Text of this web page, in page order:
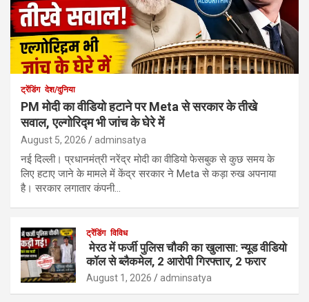
ट्रेंडिंग देश/दुनिया
PM मोदी का वीडियो हटाने पर Meta से सरकार के तीखे
सवाल, एल्गोरिद्म भी जांच के घेरे में
August 5, 2026 adminsatya
नई दिल्ली। प्रधानमंत्री नरेंद्र मोदी का वीडियो फेसबुक से कुछ समय के
लिए हटाए जाने के मामले में केंद्र सरकार ने Meta से कड़ा रुख अपनाया
है। सरकार लगातार कंपनी…
ट्रेंडिंग विविध
मेरठ में फर्जी पुलिस चौकी का खुलासा: न्यूड वीडियो
कॉल से ब्लैकमेल, 2 आरोपी गिरफ्तार, 2 फरार
August 1, 2026 adminsatya